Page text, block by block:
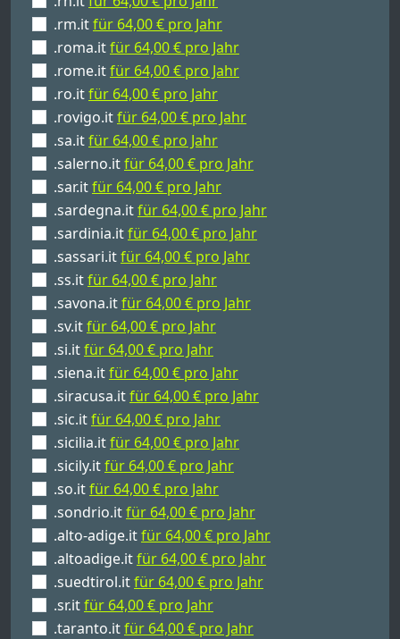
.rm.itfür 64,00 € pro Jahr
.roma.itfür 64,00 € pro Jahr
.rome.itfür 64,00 € pro Jahr
.ro.itfür 64,00 € pro Jahr
.rovigo.itfür 64,00 € pro Jahr
.sa.itfür 64,00 € pro Jahr
.salerno.itfür 64,00 € pro Jahr
.sar.itfür 64,00 € pro Jahr
.sardegna.itfür 64,00 € pro Jahr
.sardinia.itfür 64,00 € pro Jahr
.sassari.itfür 64,00 € pro Jahr
.ss.itfür 64,00 € pro Jahr
.savona.itfür 64,00 € pro Jahr
.sv.itfür 64,00 € pro Jahr
.si.itfür 64,00 € pro Jahr
.siena.itfür 64,00 € pro Jahr
.siracusa.itfür 64,00 € pro Jahr
.sic.itfür 64,00 € pro Jahr
.sicilia.itfür 64,00 € pro Jahr
.sicily.itfür 64,00 € pro Jahr
.so.itfür 64,00 € pro Jahr
.sondrio.itfür 64,00 € pro Jahr
.alto-adige.itfür 64,00 € pro Jahr
.altoadige.itfür 64,00 € pro Jahr
.suedtirol.itfür 64,00 € pro Jahr
.sr.itfür 64,00 € pro Jahr
.taranto.itfür 64,00 € pro Jahr